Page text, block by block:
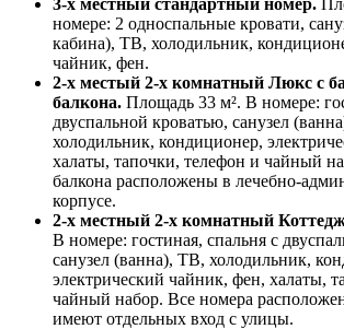
номере: 2 односпальные кровати,
кабина), ТВ, холодильник,
чайник, фен.
2-х местый 2-х комнатный Люкс с
балкона. Площадь 33 м². В номере:
двуспальной кроватью, санузел
холодильник, кондиционер,
халаты, тапочки, телефон и чайный
балкона расположены в лечебно-
корпусе.
2-х местный 2-х комнатный
В номере: гостиная, спальня с
санузел (ванна), ТВ, холодильник,
электрический чайник, фен, халаты,
чайный набор. Все номера
имеют отдельных вход с улицы.